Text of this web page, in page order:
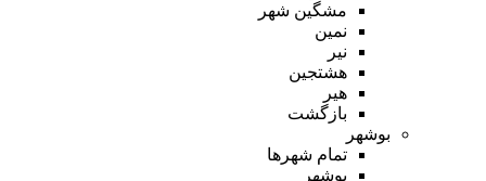
مشگین شهر
نمین
نیر
هشتجین
هیر
بازگشت
بوشهر
تمام شهر‌ها
بوشهر